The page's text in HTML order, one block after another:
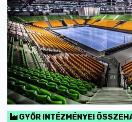
GYŐR INTÉZMÉNYEI